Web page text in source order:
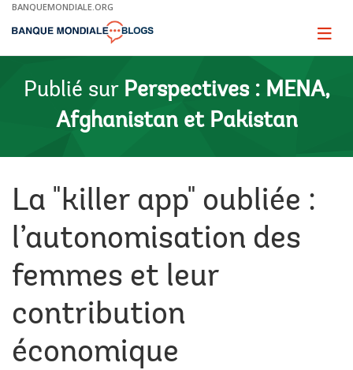
Skip
Main
BANQUEMONDIALE.ORG
Page
Publié sur Perspectives : MENA,
Afghanistan et Pakistan
La "killer app" oubliée :
l’autonomisation des
femmes et leur
contribution
économique